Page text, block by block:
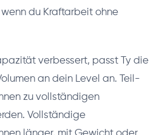
du Kraftarbeit ohne
verbessert, passt Ty die
an dein Level an. Teil-
zu vollständigen
Vollständige